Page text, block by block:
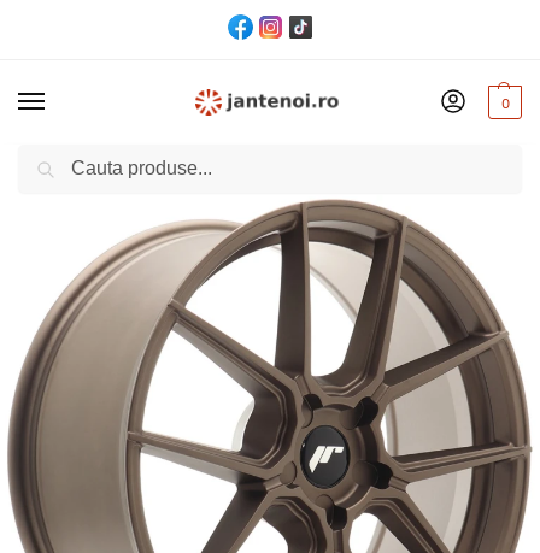
0
Acasă Jante / JANTA JR Wheels JR30 CB72.6 5×112 20/8,5 ET45 Bronze